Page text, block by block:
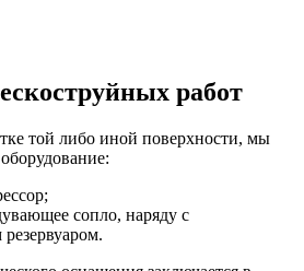
работ
той либо иной поверхности, мы
сопло, наряду с